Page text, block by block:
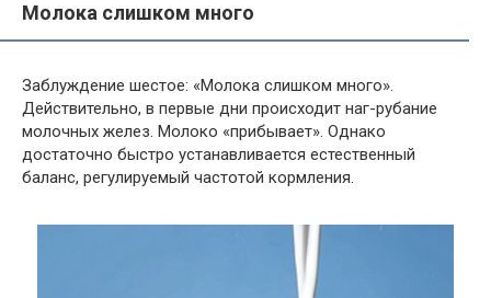
Молока слишком много
Заблуждение шестое: «Молока слишком много».
Действительно, в первые дни происходит наг-рубание
молочных желез. Молоко «прибывает». Однако
достаточно быстро устанавливается естественный
баланс, регулируемый частотой кормления.